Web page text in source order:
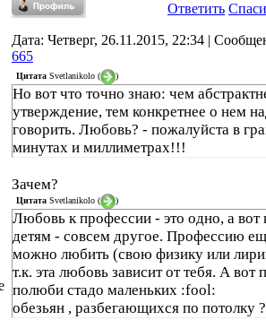
Ответить
Дата: Четверг, 26.11.2015, 22:34 |
665
Цитата Svetlanikolo ( )
Но вот что точно знаю: чем
утверждение, тем конкретнее о нем
говорить. Любовь? - пожалуйста в
минутах и миллиметрах!!!
Зачем?
Цитата Svetlanikolo ( )
Любовь к профессии - это одно, а вот
детям - совсем другое. Профессию
можно любить (свою физику или
т.к. эта любовь зависит от тебя. А вот
полюби стадо маленьких :fool:
обезьян , разбегающихся по потолку ?